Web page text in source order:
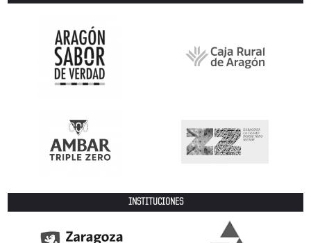
INSTITUCIONES